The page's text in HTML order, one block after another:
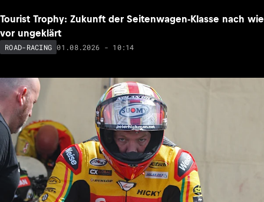
Tourist Trophy: Zukunft der Seitenwagen-Klasse nach wie
vor ungeklärt
ROAD-RACING 01.08.2026 - 10:14